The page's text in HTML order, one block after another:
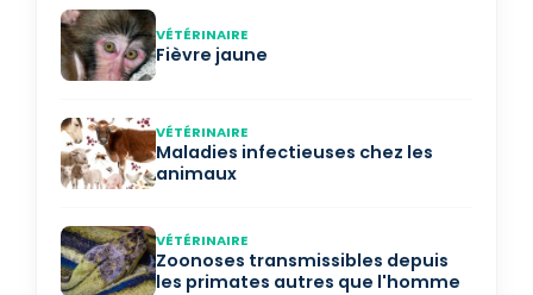
VÉTÉRINAIRE
Fièvre jaune
VÉTÉRINAIRE
Maladies infectieuses chez les
animaux
VÉTÉRINAIRE
Zoonoses transmissibles depuis
les primates autres que l'homme